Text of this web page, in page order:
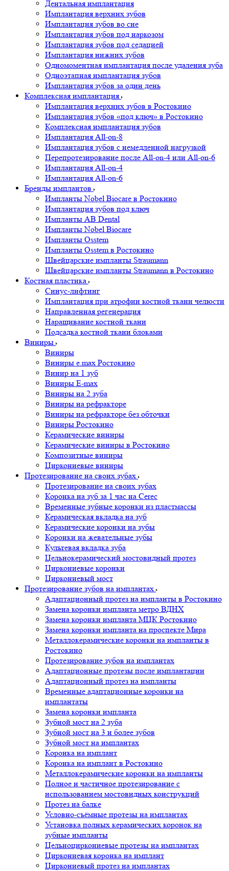
Дентальная имплантация
Имплантация верхних зубов
Имплантация зубов во сне
Имплантация зубов под наркозом
Имплантация зубов под седацией
Имплантация нижних зубов
Одномоментная имплантация после удаления зуба
Одноэтапная имплантация зубов
Имплантация зубов за один день
Комплексная имплантация
Имплантация верхних зубов в Ростокино
Имплантация зубов «под ключ» в Ростокино
Комплексная имплантация зубов
Имплантация All-on-8
Имплантация зубов с немедленной нагрузкой
Перепротезирование после All-on-4 или All-on-6
Имплантация All-on-4
Имплантация All-on-6
Бренды имплантов
Импланты Nobel Biocare в Ростокино
Имплантация зубов под ключ
Импланты AB Dental
Импланты Nobel Biocare
Импланты Osstem
Импланты Osstem в Ростокино
Швейцарские импланты Straumann
Швейцарские импланты Straumann в Ростокино
Костная пластика
Cинус-лифтинг
Имплантация при атрофии костной ткани челюсти
Направленная регенерация
Наращивание костной ткани
Подсадка костной ткани блоками
Виниры
Виниры
Виниры e.max Ростокино
Винир на 1 зуб
Виниры E-max
Виниры на 2 зуба
Виниры на рефракторе
Виниры на рефракторе без обточки
Виниры Ростокино
Керамические виниры
Керамические виниры в Ростокино
Композитные виниры
Циркониевые виниры
Протезирование на своих зубах
Протезирование на своих зубах
Коронка на зуб за 1 час на Cerec
Временные зубные коронки из пластмассы
Керамическая вкладка на зуб
Керамические коронки на зубы
Коронки на жевательные зубы
Культевая вкладка зуба
Цельнокерамический мостовидный протез
Циркониевые коронки
Циркониевый мост
Протезирование зубов на имплантах
Адаптационный протез на импланты в Ростокино
Замена коронки импланта метро ВДНХ
Замена коронки импланта МЦК Ростокино
Замена коронки импланта на проспекте Мира
Металлокерамические коронки на импланты в
Ростокино
Протезирование зубов на имплантах
Адаптационные протезы после имплантации
Адаптационный протез на импланты
Временные адаптационные коронки на
имплантаты
Замена коронки импланта
Зубной мост на 2 зуба
Зубной мост на 3 и более зубов
Зубной мост на имплантах
Коронка на имплант
Коронка на имплант в Ростокино
Металлокерамические коронки на импланты
Полное и частичное протезирование с
использованием мостовидных конструкций
Протез на балке
Условно-съёмные протезы на имплантах
Установка полных керамических коронок на
зубные импланты
Цельноциркониевые протезы на имплантах
Циркониевая коронка на имплант
Циркониевый протез на имплантах